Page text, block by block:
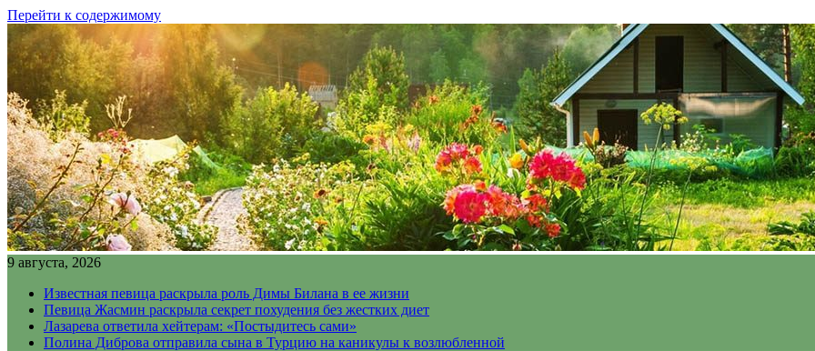
Перейти к содержимому
9 августа, 2026
Известная певица раскрыла роль Димы Билана в ее жизни
Певица Жасмин раскрыла секрет похудения без жестких диет
Лазарева ответила хейтерам: «Постыдитесь сами»
Полина Диброва отправила сына в Турцию на каникулы к возлюбленной